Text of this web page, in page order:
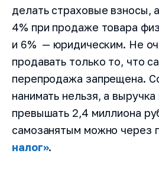
делать страховые взносы,
4% при продаже товара
и 6% — юридическим. Не
продавать только то, что
перепродажа запрещена.
нанимать нельзя, а
превышать 2,4 миллиона
самозанятым можно через
налог».